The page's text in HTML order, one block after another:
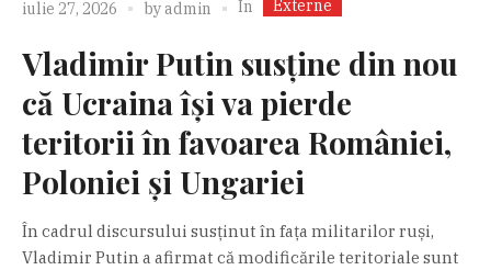
iulie 27, 2026 byadmin In Externe
Vladimir Putin susține din nou
că Ucraina își va pierde
teritorii în favoarea României,
Poloniei și Ungariei
În cadrul discursului susținut în fața militarilor ruși,
Vladimir Putin a afirmat că modificările teritoriale sunt